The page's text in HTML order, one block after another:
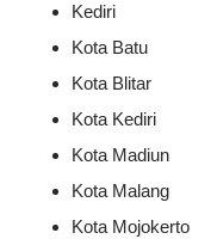
Kediri
Kota Batu
Kota Blitar
Kota Kediri
Kota Madiun
Kota Malang
Kota Mojokerto